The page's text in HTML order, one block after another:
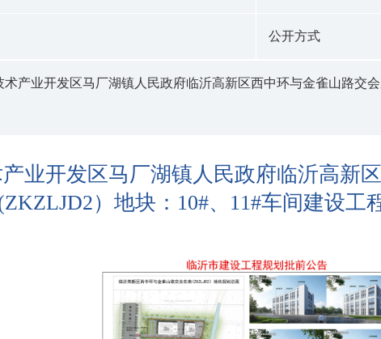
公开方式
术产业开发区马厂湖镇人民政府临沂高新区西中环与金雀山路交
业开发区马厂湖镇人民政府临沂高新
）地块：10#、11#车间建设工